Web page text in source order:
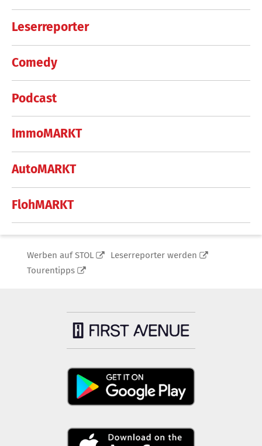
Leserreporter
Comedy
Podcast
ImmoMARKT
AutoMARKT
FlohMARKT
Werben auf STOL
Leserreporter werden
Tourentipps